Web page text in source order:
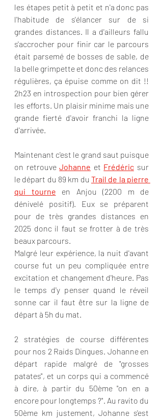
les étapes petit à petit et n'a donc pas
l'habitude de s'élancer sur de si
grandes distances. Il a d'ailleurs fallu
s'accrocher pour finir car le parcours
était parsemé de bosses de sable, de
la belle grimpette et donc des relances
régulières, ça épuise comme on dit !!
2h23 en introspection pour bien gérer
les efforts. Un plaisir minime mais une
grande fierté d'avoir franchi la ligne
d'arrivée.
Maintenant c'est le grand saut puisque
on retrouve Johanne et Frédéric sur
le départ du 89 km du Trail de la pierre
qui tourne en Anjou (2200 m de
dénivelé positif). Eux se préparent
pour de très grandes distances en
2025 donc il faut se frotter à de très
beaux parcours.
Malgré leur expérience, la nuit d'avant
course fut un peu compliquée entre
excitation et changement d'heure. Pas
le temps d'y penser quand le réveil
sonne car il faut être sur la ligne de
départ à 5h du mat.
2 stratégies de course différentes
pour nos 2 Raids Dingues. Johanne en
départ rapide malgré de "grosses
patates", et un corps qui a commencé
à dire, à partir du 50ème "on en a
encore pour longtemps ?". Au ravito du
50ème km justement, Johanne s'est